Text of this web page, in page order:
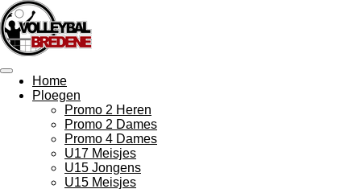
Ga
direct
naar
de
hoofdinhoud
Home
Ploegen
Promo 2 Heren
Promo 2 Dames
Promo 4 Dames
U17 Meisjes
U15 Jongens
U15 Meisjes